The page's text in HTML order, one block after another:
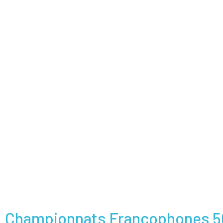
Championnats Francophones